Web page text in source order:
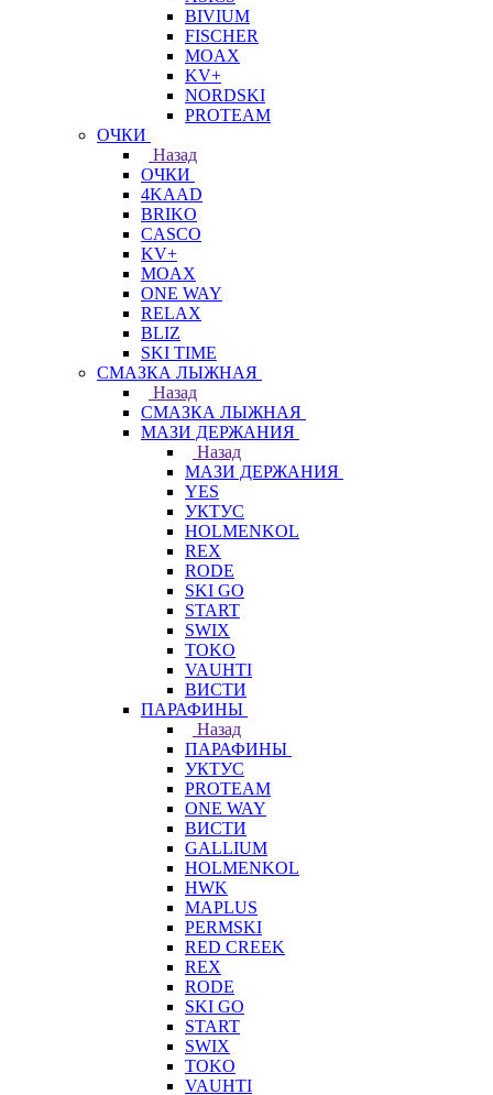
BIVIUM
FISCHER
MOAX
KV+
NORDSKI
PROTEAM
ОЧКИ
Назад
ОЧКИ
4KAAD
BRIKO
CASCO
KV+
MOAX
ONE WAY
RELAX
BLIZ
SKI TIME
СМАЗКА ЛЫЖНАЯ
Назад
СМАЗКА ЛЫЖНАЯ
МАЗИ ДЕРЖАНИЯ
Назад
МАЗИ ДЕРЖАНИЯ
YES
УКТУС
HOLMENKOL
REX
RODE
SKI GO
START
SWIX
TOKO
VAUHTI
ВИСТИ
ПАРАФИНЫ
Назад
ПАРАФИНЫ
УКТУС
PROTEAM
ONE WAY
ВИСТИ
GALLIUM
HOLMENKOL
HWK
MAPLUS
PERMSKI
RED CREEK
REX
RODE
SKI GO
START
SWIX
TOKO
VAUHTI